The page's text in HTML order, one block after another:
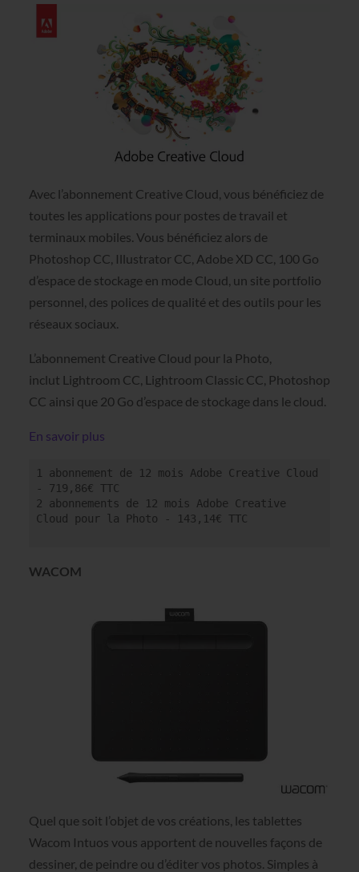
Avec l’abonnement Creative Cloud, vous bénéficiez de
toutes les applications pour postes de travail et
terminaux mobiles. Vous bénéficiez alors de
Photoshop CC, Illustrator CC, Adobe XD CC, 100 Go
d’espace de stockage en mode Cloud, un site portfolio
personnel, des polices de qualité et des outils pour les
réseaux sociaux.
L’abonnement Creative Cloud pour la Photo,
inclut Lightroom CC, Lightroom Classic CC, Photoshop
CC ainsi que 20 Go d’espace de stockage dans le cloud.
En savoir plus
1 abonnement de 12 mois Adobe Creative Cloud
- 719,86€ TTC
2 abonnements de 12 mois Adobe Creative
Cloud pour la Photo - 143,14€ TTC
WACOM
Quel que soit l’objet de vos créations, les tablettes
Wacom Intuos vous apportent de nouvelles façons de
dessiner, de peindre ou d’éditer vos photos. Simples à